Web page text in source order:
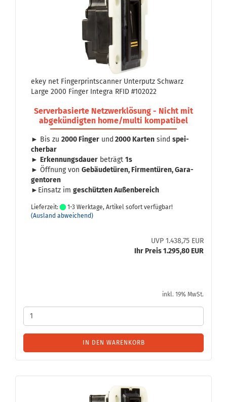
ekey net Fin­ger­print­scan­ner Un­ter­putz Schwarz
Large 2000 Fin­ger In­te­gra RFID #102022
Ser­ver­ba­sier­te Netz­werk­lö­sung - Nicht mit
ab­ge­kün­dig­ten home/multi kom­pa­ti­bel
► Bis zu 2000 Fin­ger und 2000 Kar­ten sind spei­
cher­bar
► Er­ken­nungs­dau­er be­trägt 1s
► Öff­nung von Ge­bäu­de­tü­ren, Fir­men­tü­ren, Ga­ra­
gen­to­ren
►Ein­satz im ge­schütz­ten Au­ßen­be­reich
Lieferzeit:
1-3 Werktage, Artikel sofort verfügbar!
(Ausland abweichend)
UVP 1.438,75 EUR
Ihr Preis 1.295,80 EUR
inkl. 19% MwSt.
IN DEN WARENKORB